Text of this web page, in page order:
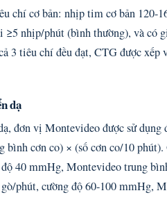
chí cơ bản: nhịp tim cơ bản 120-
≥5 nhịp/phút (bình thường), và có
3 tiêu chí đều đạt, CTG được
dạ
đơn vị Montevideo được sử dụng
bình cơn co) × (số cơn co/10
40 mmHg, Montevideo trung
phút, cường độ 60-100 mmHg,